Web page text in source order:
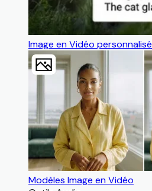
Image en Vidéo personnalisé
Modèles Image en Vidéo